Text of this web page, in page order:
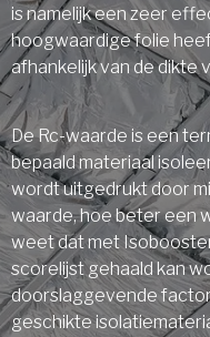
is namelijk een zeer
hoogwaardige folie
afhankelijk van de dikte
De Rc-waarde is een
bepaald materiaal
wordt uitgedrukt door
waarde, hoe beter een
weet dat met
scorelijst gehaald kan
doorslaggevende
geschikte